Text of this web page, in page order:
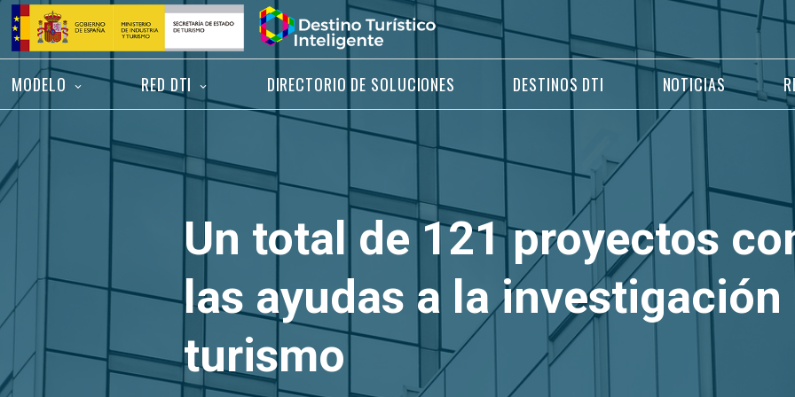
Saltar
contenido
Inicio
MODELO RED DTI DIRECTORIO DE SOLUCIONES DESTINOS DTI NOTICIAS
Un total de 121 proyectos
las ayudas a la investigación
turismo